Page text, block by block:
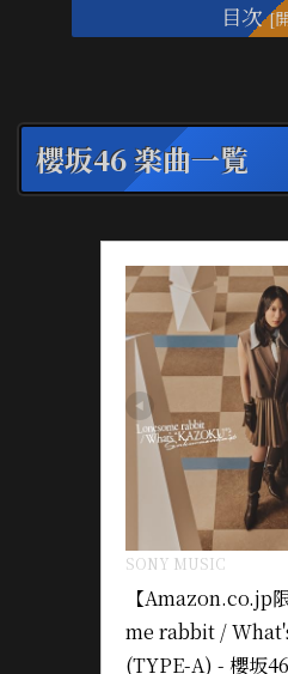
目次
櫻坂46 楽曲一覧
SONY MUSIC
【Amazon.co.jp
me rabbit /
(TYPE-A) - 櫻坂